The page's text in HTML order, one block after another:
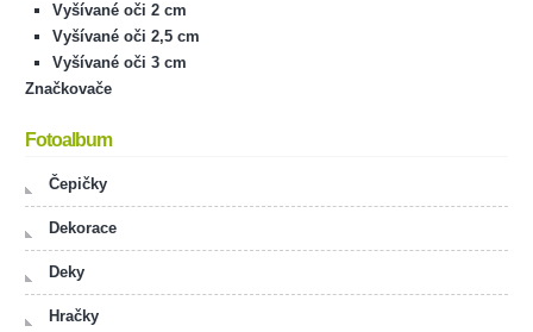
Vyšívané oči 2 cm
Vyšívané oči 2,5 cm
Vyšívané oči 3 cm
Značkovače
Fotoalbum
Čepičky
Dekorace
Deky
Hračky